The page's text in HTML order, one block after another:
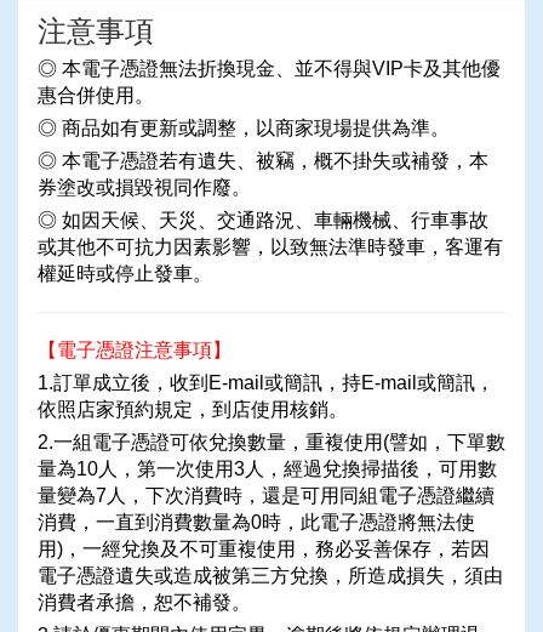
注意事項
◎ 本電子憑證無法折換現金、並不得與VIP卡及其他優
惠合併使用。
◎ 商品如有更新或調整，以商家現場提供為準。
◎ 本電子憑證若有遺失、被竊，概不掛失或補發，本
券塗改或損毀視同作廢。
◎ 如因天候、天災、交通路況、車輛機械、行車事故
或其他不可抗力因素影響，以致無法準時發車，客運有
權延時或停止發車。
【電子憑證注意事項】
1.訂單成立後，收到E-mail或簡訊，持E-mail或簡訊，
依照店家預約規定，到店使用核銷。
2.一組電子憑證可依兌換數量，重複使用(譬如，下單數
量為10人，第一次使用3人，經過兌換掃描後，可用數
量變為7人，下次消費時，還是可用同組電子憑證繼續
消費，一直到消費數量為0時，此電子憑證將無法使
用)，一經兌換及不可重複使用，務必妥善保存，若因
電子憑證遺失或造成被第三方兌換，所造成損失，須由
消費者承擔，恕不補發。